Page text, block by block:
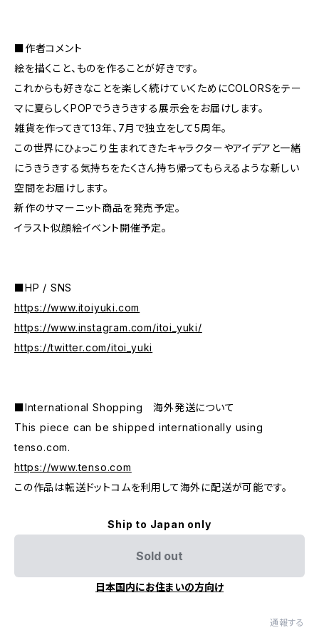
■作者コメント
絵を描くこと、ものを作ることが好きです。
これからも好きなことを楽しく続けていくためにCOLORSをテー
マに夏らしくPOPでうきうきする展示会をお届けします。
雑貨を作ってきて13年、7月で独立をして5周年。
この世界にひょっこり生まれてきたキャラクターやアイデアと一緒
にうきうきする気持ちをたくさん持ち帰ってもらえるような新しい
空間をお届けします。
新作のサマーニット商品を発売予定。
イラスト似顔絵イベント開催予定。
■HP / SNS
https://www.itoiyuki.com
https://www.instagram.com/itoi_yuki/
https://twitter.com/itoi_yuki
■International Shopping 海外発送について
This piece can be shipped internationally using
tenso.com.
https://www.tenso.com
この作品は転送ドットコムを利用して海外に配送が可能です。
Ship to Japan only
Sold out
日本国内にお住まいの方向け
通報する